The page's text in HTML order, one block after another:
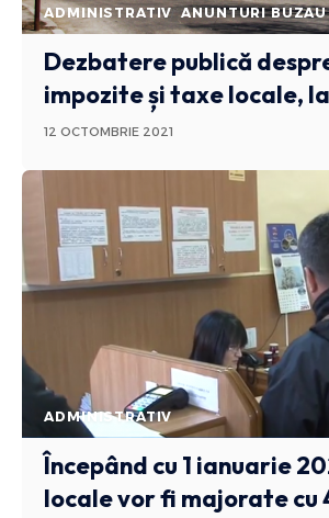
ADMINISTRATIV ANUNTURI BUZAU
Dezbatere publică
impozite și taxe locale,
12 OCTOMBRIE 2021
ADMINISTRATIV
Începând cu 1 ianuarie
locale vor fi majorate cu